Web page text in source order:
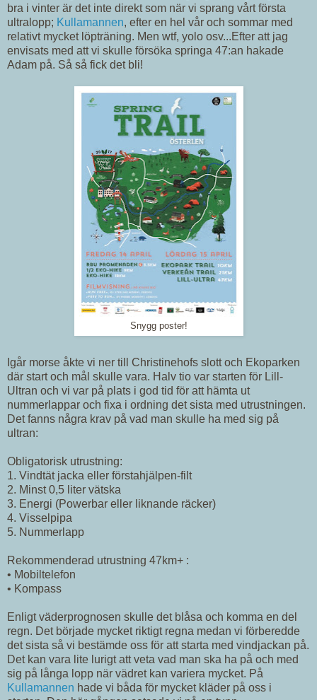
bra i vinter är det inte direkt som när vi sprang vårt första
ultralopp; Kullamannen, efter en hel vår och sommar med
relativt mycket löpträning. Men wtf, yolo osv...Efter att jag
envisats med att vi skulle försöka springa 47:an hakade
Adam på. Så så fick det bli!
Snygg poster!
Igår morse åkte vi ner till Christinehofs slott och Ekoparken
där start och mål skulle vara. Halv tio var starten för Lill-
Ultran och vi var på plats i god tid för att hämta ut
nummerlappar och fixa i ordning det sista med utrustningen.
Det fanns några krav på vad man skulle ha med sig på
ultran:
Obligatorisk utrustning:
1. Vindtät jacka eller förstahjälpen-filt
2. Minst 0,5 liter vätska
3. Energi (Powerbar eller liknande räcker)
4. Visselpipa
5. Nummerlapp
Rekommenderad utrustning 47km+ :
• Mobiltelefon
• Kompass
Enligt väderprognosen skulle det blåsa och komma en del
regn. Det började mycket riktigt regna medan vi förberedde
det sista så vi bestämde oss för att starta med vindjackan på.
Det kan vara lite lurigt att veta vad man ska ha på och med
sig på långa lopp när vädret kan variera mycket. På
Kullamannen hade vi båda för mycket kläder på oss i